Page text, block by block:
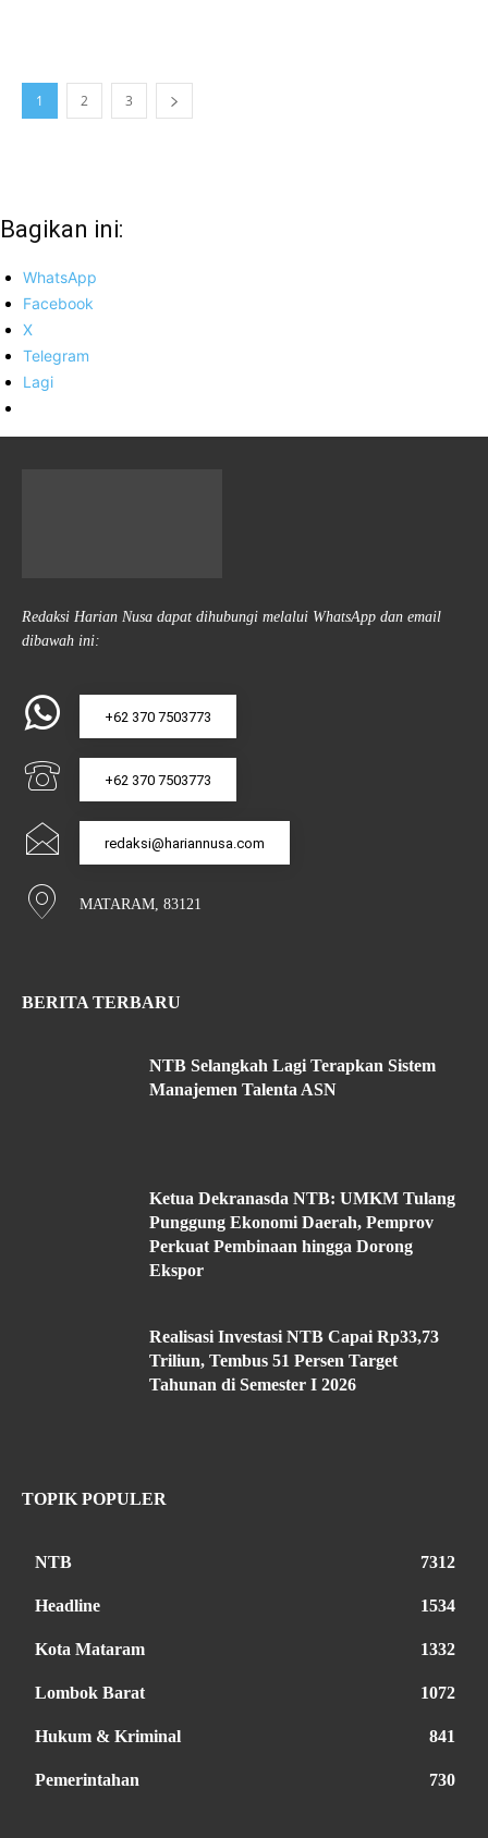
1 2 3
Bagikan ini:
WhatsApp
Facebook
X
Telegram
Lagi
Redaksi Harian Nusa dapat dihubungi melalui WhatsApp dan email
dibawah ini:
+62 370 7503773
+62 370 7503773
redaksi@hariannusa.com
MATARAM, 83121
BERITA TERBARU
NTB Selangkah Lagi Terapkan Sistem
Manajemen Talenta ASN
Ketua Dekranasda NTB: UMKM Tulang
Punggung Ekonomi Daerah, Pemprov
Perkuat Pembinaan hingga Dorong
Ekspor
Realisasi Investasi NTB Capai Rp33,73
Triliun, Tembus 51 Persen Target
Tahunan di Semester I 2026
TOPIK POPULER
NTB 7312
Headline 1534
Kota Mataram 1332
Lombok Barat 1072
Hukum & Kriminal 841
Pemerintahan 730